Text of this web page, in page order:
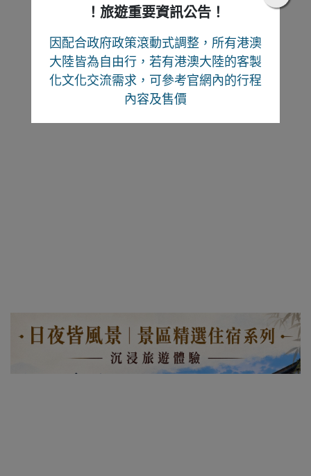
！旅遊重要資訊公告！
因配合政府政策滾動式調整，所有港澳
大陸皆為自由行，若有港澳大陸的客製
化文化交流需求，可參考官網內的行程
內容及售價